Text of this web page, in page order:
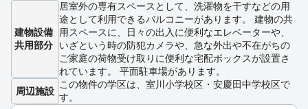
建物設備
共用部分
居室外の専有スペースとして、洗濯物を干すなどの用
途として利用できるバルコニーがあります。 建物の共
用スペースに、日々の出入に便利なエレベーターや、
いざという時の防犯カメラや、急な外出や不在がちの
ご家庭の荷物受け取りに便利な宅配ボックスが設置さ
れています。 平面駐車場があります。
周辺施設
この物件の学区は、室川小学校区・安慶田中学校区で
す。